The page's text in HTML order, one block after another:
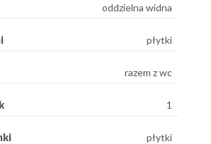
oddzielna widna
płytki
razem z wc
1
płytki